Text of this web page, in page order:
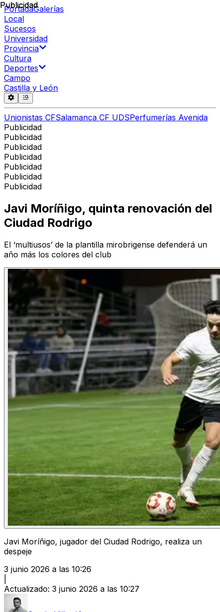
PortadaGalerías
Local
Sucesos
Universidad
Provincia
Cultura
Deportes
Campo
Castilla y León
Unionistas CFSalamanca CF UDSPerfumerías Avenida
Publicidad
Publicidad
Publicidad
Publicidad
Publicidad
Publicidad
Publicidad
Publicidad
Javi Moríñigo, quinta renovación del
Ciudad Rodrigo
El ‘multiusos’ de la plantilla mirobrigense defenderá un
año más los colores del club
Javi Moríñigo, jugador del Ciudad Rodrigo, realiza un
despeje
3 junio 2026 a las 10:26
Actualizado: 3 junio 2026 a las 10:27
Publicidad